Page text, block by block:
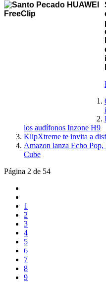
los audífonos Inzone H9
KlipXtreme te invita a
Amazon lanza Echo
Cube
Página 2 de 54
1
2
3
4
5
6
7
8
9